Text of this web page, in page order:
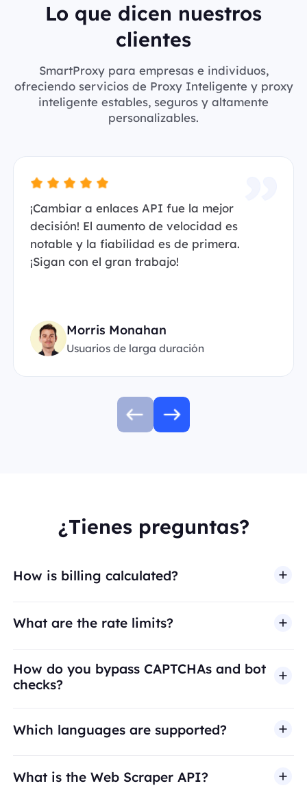
Lo que dicen nuestros
clientes
SmartProxy para empresas e individuos,
ofreciendo servicios de Proxy Inteligente y proxy
inteligente estables, seguros y altamente
personalizables.
¡Cambiar a enlaces API fue la mejor
decisión! El aumento de velocidad es
notable y la fiabilidad es de primera.
¡Sigan con el gran trabajo!
Morris Monahan
Usuarios de larga duración
¿Tienes preguntas?
How is billing calculated?
What are the rate limits?
How do you bypass CAPTCHAs and bot
checks?
Which languages are supported?
What is the Web Scraper API?